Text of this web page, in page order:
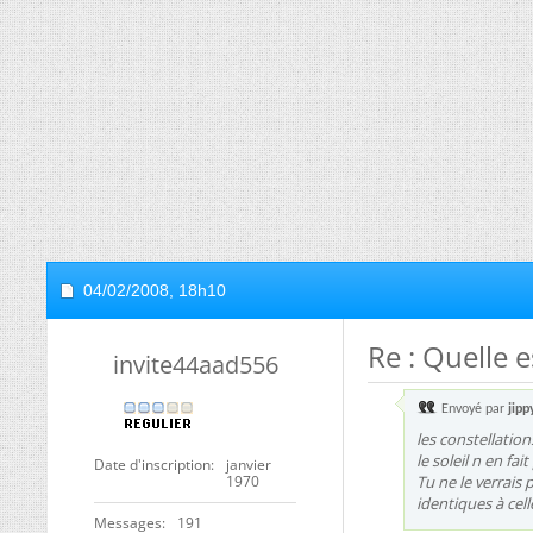
04/02/2008, 18h10
invite44aad556
Date d'inscription
janvier
1970
Messages 191
Re : Quelle
Envoyé par
les
le soleil n en
Tu ne le
identiques à